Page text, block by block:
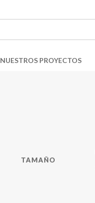
NUESTROS PROYECTOS
TAMAÑO